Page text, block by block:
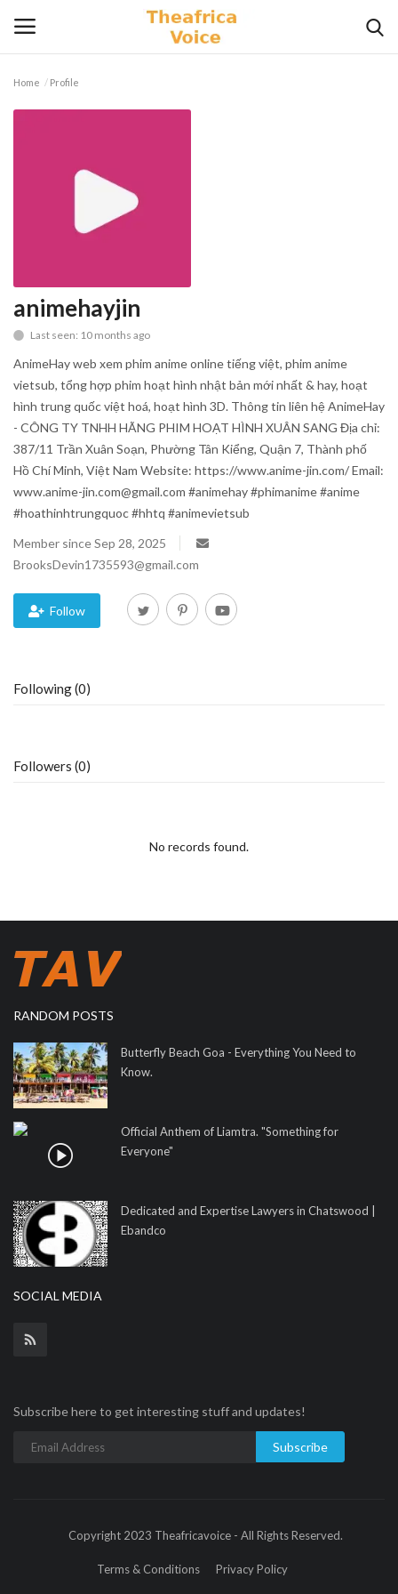
Lifestyle
Gallery
Blog
Trending
Fashion
Sitemap
News
Home Profile
animehayjin
Last seen: 10 months ago
AnimeHay web xem phim anime online tiếng việt, phim anime
vietsub, tổng hợp phim hoạt hình nhật bản mới nhất & hay, hoạt
hình trung quốc việt hoá, hoạt hình 3D. Thông tin liên hệ AnimeHay
- CÔNG TY TNHH HÃNG PHIM HOẠT HÌNH XUÂN SANG Địa chỉ:
387/11 Trần Xuân Soạn, Phường Tân Kiểng, Quận 7, Thành phố
Hồ Chí Minh, Việt Nam Website: https://www.anime-jin.com/ Email:
www.anime-jin.com@gmail.com #animehay #phimanime #anime
#hoathinhtrungquoc #hhtq #animevietsub
Member since Sep 28, 2025
BrooksDevin1735593@gmail.com
Follow
Following (0)
Followers (0)
No records found.
RANDOM POSTS
Butterfly Beach Goa - Everything You Need to
Know.
Official Anthem of Liamtra. "Something for
Everyone"
Dedicated and Expertise Lawyers in Chatswood |
Ebandco
SOCIAL MEDIA
Subscribe here to get interesting stuff and updates!
Subscribe
Copyright 2023 Theafricavoice - All Rights Reserved.
Terms & Conditions Privacy Policy